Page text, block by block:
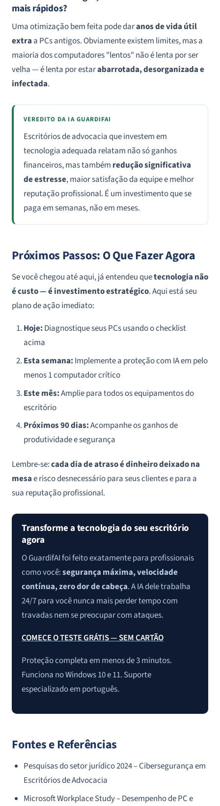
mais rápidos?
Uma otimização bem feita pode daranos de vida útil
extra a PCs antigos. Obviamente existem limites, mas a
maioria dos computadores "lentos" não é lenta por ser
velha — é lenta por estarabarrotada, desorganizada e
infectada.
VEREDITO DA IA GUARDIFAI
Escritórios de advocacia que investem em
tecnologia adequada relatam não só ganhos
financeiros, mas também redução significativa
de estresse, maior satisfação da equipe e melhor
reputação profissional. É um investimento que se
paga em semanas, não em meses.
Próximos Passos: O Que Fazer Agora
Se você chegou até aqui, já entendeu quetecnologia não
é custo — é investimento estratégico. Aqui está seu
plano de ação imediato:
Hoje: Diagnostique seus PCs usando o checklist
acima
Esta semana: Implemente a proteção com IA em pelo
menos 1 computador crítico
Este mês:Amplie para todos os equipamentos do
escritório
Próximos 90 dias:Acompanhe os ganhos de
produtividade e segurança
Lembre-se:cada dia de atraso é dinheiro deixado na
mesae risco desnecessário para seus clientes e para a
sua reputação profissional.
Transforme a tecnologia do seu escritório
agora
O GuardifAI foi feito exatamente para profissionais
como você:segurança máxima, velocidade
contínua, zero dor de cabeça. A IA dele trabalha
24/7 para você nunca mais perder tempo com
travadas nem se preocupar com ataques.
COMECE O TESTE GRÁTIS — SEM CARTÃO
Proteção completa em menos de 3 minutos.
Funciona no Windows 10 e 11. Suporte
especializado em português.
Fontes e Referências
Pesquisas do setor jurídico 2024 – Cibersegurança em
Escritórios de Advocacia
Microsoft Workplace Study – Desempenho de PC e